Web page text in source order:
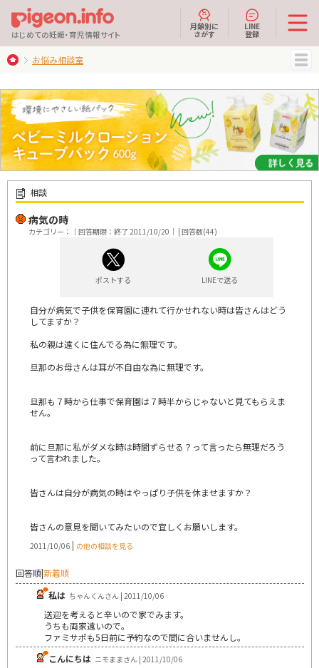
はじめての妊娠・育児情報サイト
月齢別に
さがす
LINE
登録
お悩み相談室
相談
病気の時
カテゴリー：｜回答期限：終了 2011/10/20｜ | 回答数(44)
ポストする LINEで送る
自分が病気で子供を保育園に連れて行かせれない時は皆さんはどう
してますか？
私の親は遠くに住んでる為に無理です。
旦那のお母さんは耳が不自由な為に無理です。
旦那も７時から仕事で保育園は７時半からじゃないと見てもらえま
せん。
前に旦那に私がダメな時は時間ずらせる？って言ったら無理だろう
って言われました。
皆さんは自分が病気の時はやっぱり子供を休ませますか？
皆さんの意見を聞いてみたいので宜しくお願いします。
2011/10/06 | の他の相談を見る
回答順|新着順
私は ちゃんくんさん | 2011/10/06
送迎を考えると辛いので家でみます。
うちも両家遠いので。
ファミサポも5日前に予約なので間に合いませんし。
こんにちは ニモままさん | 2011/10/06